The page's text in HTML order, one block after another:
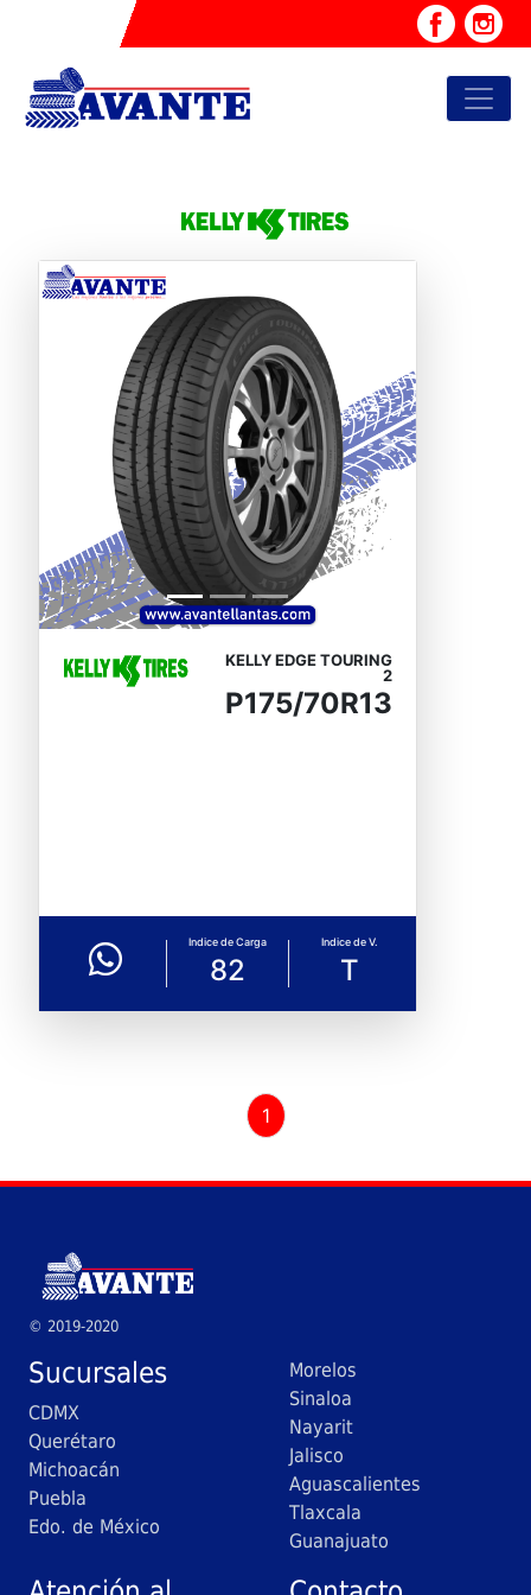
Previous Next
KELLY EDGE TOURING
2
P175/70R13
Indice de Carga
82
Indice de V.
T
1
© 2019-2020
Sucursales
CDMX
Querétaro
Michoacán
Puebla
Edo. de México
Morelos
Sinaloa
Nayarit
Jalisco
Aguascalientes
Tlaxcala
Guanajuato